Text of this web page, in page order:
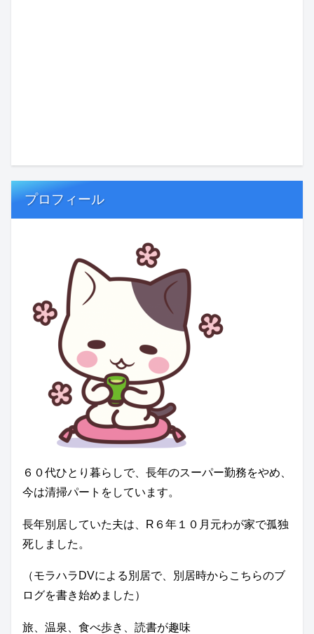
プロフィール
６０代ひとり暮らしで、長年のスーパー勤務をやめ、
今は清掃パートをしています。
長年別居していた夫は、R６年１０月元わが家で孤独
死しました。
（モラハラDVによる別居で、別居時からこちらのブ
ログを書き始めました）
旅、温泉、食べ歩き、読書が趣味